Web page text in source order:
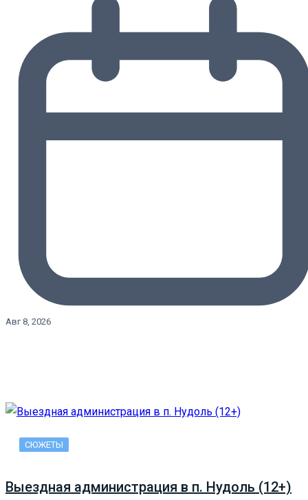
Авг 8, 2026
СЮЖЕТЫ
Выездная администрация в п. Нудоль (12+)